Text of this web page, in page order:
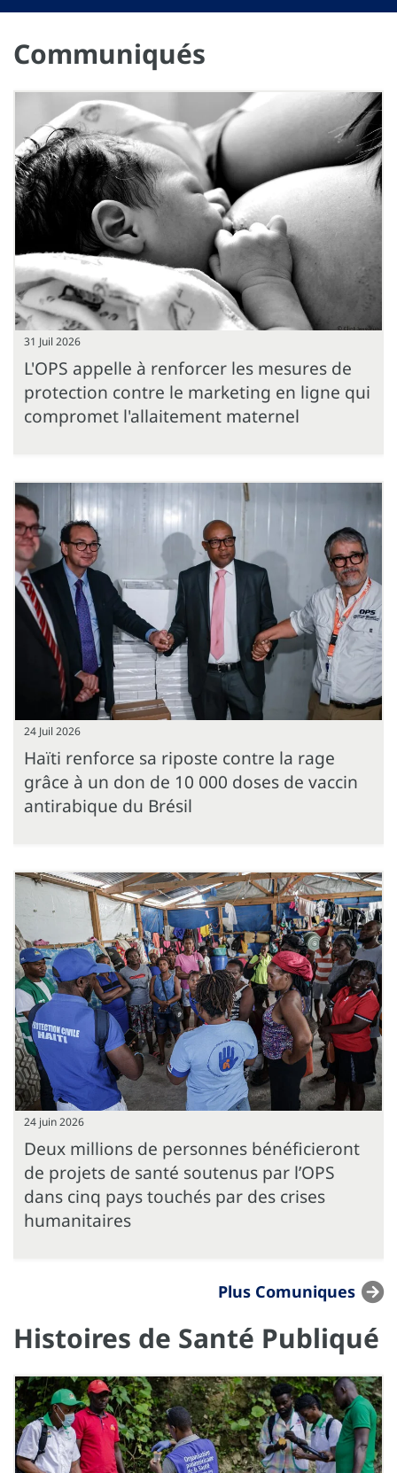
Communiqués
31 Juil 2026
L'OPS appelle à renforcer les mesures de
protection contre le marketing en ligne qui
compromet l'allaitement maternel
24 Juil 2026
Haïti renforce sa riposte contre la rage
grâce à un don de 10 000 doses de vaccin
antirabique du Brésil
24 juin 2026
Deux millions de personnes bénéficieront
de projets de santé soutenus par l’OPS
dans cinq pays touchés par des crises
humanitaires
Plus Comuniques
Histoires de Santé Publiqué